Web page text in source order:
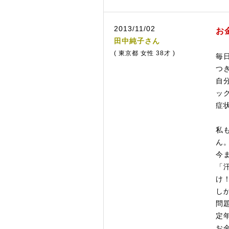
2013/11/02
田中純子さん
( 東京都 女性 38才 )
お
毎
つ
自
ッ
症
私
ん
今
「
け
し
問
定